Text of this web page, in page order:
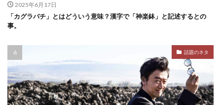
2025年6月17日
「カグラバチ」とはどういう意味？漢字で「神楽鉢」と記述するとの
事。
話題のネタ